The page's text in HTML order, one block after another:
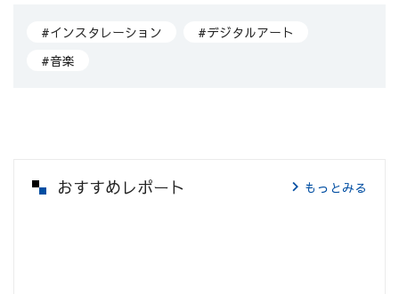
#インスタレーション
#デジタルアート
#音楽
おすすめレポート もっとみる